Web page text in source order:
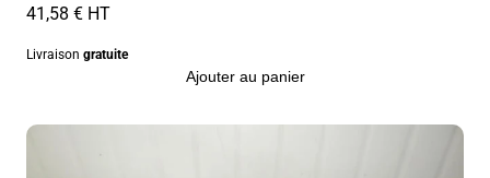
41,58 € HT
Livraison gratuite
Ajouter au panier